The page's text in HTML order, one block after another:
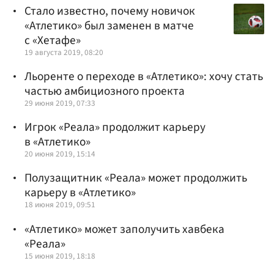
Стало известно, почему новичок
«Атлетико» был заменен в матче
с «Хетафе»
19 августа 2019, 08:20
Льоренте о переходе в «Атлетико»: хочу стать
частью амбициозного проекта
29 июня 2019, 07:33
Игрок «Реала» продолжит карьеру
в «Атлетико»
20 июня 2019, 15:14
Полузащитник «Реала» может продолжить
карьеру в «Атлетико»
18 июня 2019, 09:51
«Атлетико» может заполучить хавбека
«Реала»
15 июня 2019, 18:18